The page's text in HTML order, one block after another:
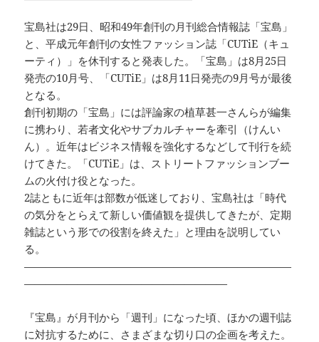
宝島社は29日、昭和49年創刊の月刊総合情報誌「宝島」
と、平成元年創刊の女性ファッション誌「CUTiE（キュ
ーティ）」を休刊すると発表した。「宝島」は8月25日
発売の10月号、「CUTiE」は8月11日発売の9月号が最後
となる。
創刊初期の「宝島」には評論家の植草甚一さんらが編集
に携わり、若者文化やサブカルチャーを牽引（けんい
ん）。近年はビジネス情報を強化するなどして刊行を続
けてきた。「CUTiE」は、ストリートファッションブー
ムの火付け役となった。
2誌ともに近年は部数が低迷しており、宝島社は「時代
の気分をとらえて新しい価値観を提供してきたが、定期
雑誌という形での役割を終えた」と理由を説明してい
る。
—————————————————————————
———————————————————
『宝島』が月刊から「週刊」になった頃、ほかの週刊誌
に対抗するために、さまざまな切り口の企画を考えた。